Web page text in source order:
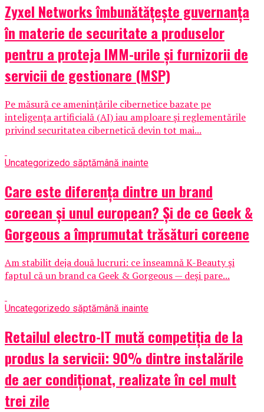
Zyxel Networks îmbunătățește guvernanța
în materie de securitate a produselor
pentru a proteja IMM-urile și furnizorii de
servicii de gestionare (MSP)
Pe măsură ce amenințările cibernetice bazate pe
inteligența artificială (AI) iau amploare și reglementările
privind securitatea cibernetică devin tot mai...
Uncategorizedo săptămână inainte
Care este diferența dintre un brand
coreean și unul european? Și de ce Geek &
Gorgeous a împrumutat trăsături coreene
Am stabilit deja două lucruri: ce înseamnă K-Beauty și
faptul că un brand ca Geek & Gorgeous — deși pare...
Uncategorizedo săptămână inainte
Retailul electro-IT mută competiția de la
produs la servicii: 90% dintre instalările
de aer condiționat, realizate în cel mult
trei zile